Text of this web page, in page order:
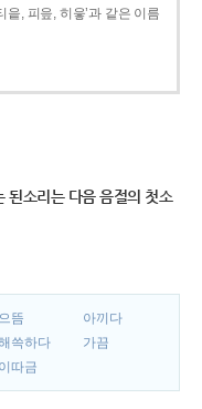
읕, 피읖, 히읗’과 같은 이름
된소리는 다음 음절의 첫소
으뜸
아끼다
쓱하다
가끔
이따금